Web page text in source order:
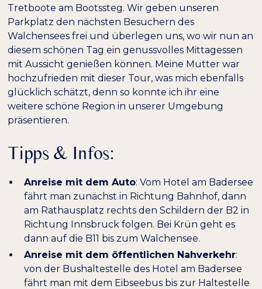
Tretboote am Bootssteg. Wir geben unseren
Parkplatz den nächsten Besuchern des
Walchensees frei und überlegen uns, wo wir nun an
diesem schönen Tag ein genussvolles Mittagessen
mit Aussicht genießen können. Meine Mutter war
hochzufrieden mit dieser Tour, was mich ebenfalls
glücklich schätzt, denn so konnte ich ihr eine
weitere schöne Region in unserer Umgebung
präsentieren.
Tipps & Infos:
Anreise mit dem Auto: Vom Hotel am Badersee
fährt man zunächst in Richtung Bahnhof, dann
am Rathausplatz rechts den Schildern der B2 in
Richtung Innsbruck folgen. Bei Krün geht es
dann auf die B11 bis zum Walchensee.
Anreise mit dem öffentlichen Nahverkehr:
von der Bushaltestelle des Hotel am Badersee
fährt man mit dem Eibseebus bis zur Haltestelle